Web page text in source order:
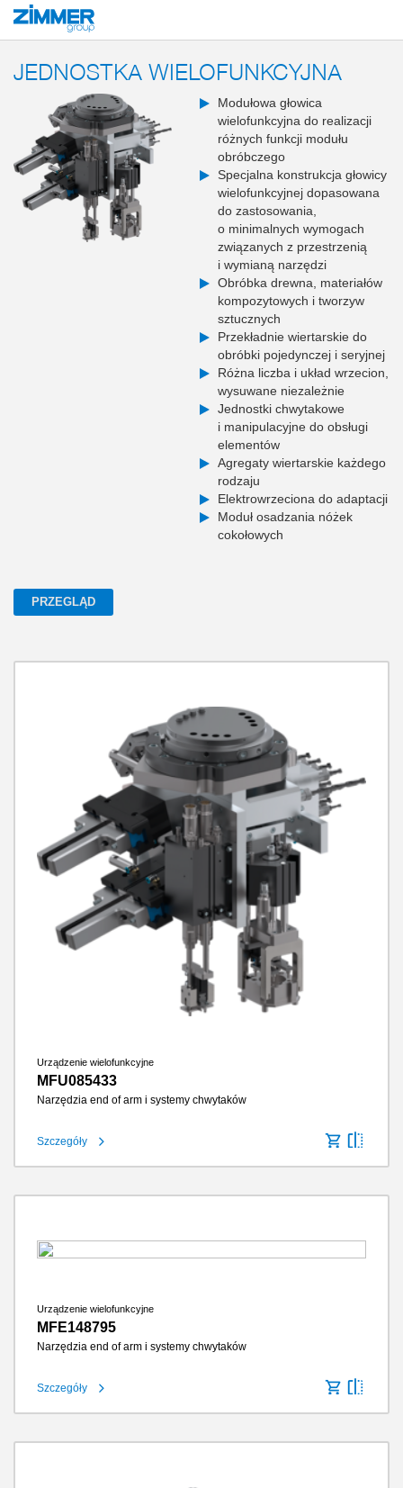
Start Produkty
JEDNOSTKA WIELOFUNKCYJNA
Modułowa głowica
wielofunkcyjna do realizacji
różnych funkcji modułu
obróbczego
Specjalna konstrukcja głowicy
wielofunkcyjnej dopasowana
do zastosowania,
o minimalnych wymogach
związanych z przestrzenią
i wymianą narzędzi
Obróbka drewna, materiałów
kompozytowych i tworzyw
sztucznych
Przekładnie wiertarskie do
obróbki pojedynczej i seryjnej
Różna liczba i układ wrzecion,
wysuwane niezależnie
Jednostki chwytakowe
i manipulacyjne do obsługi
elementów
Agregaty wiertarskie każdego
rodzaju
Elektrowrzeciona do adaptacji
Moduł osadzania nóżek
cokołowych
PRZEGLĄD
Urządzenie wielofunkcyjne
MFU085433
Narzędzia end of arm i systemy chwytaków
Szczegóły
Urządzenie wielofunkcyjne
MFE148795
Narzędzia end of arm i systemy chwytaków
Szczegóły